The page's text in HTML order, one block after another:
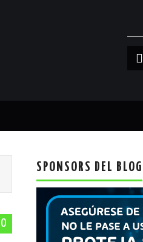
0
SPONSORS DEL BLOG